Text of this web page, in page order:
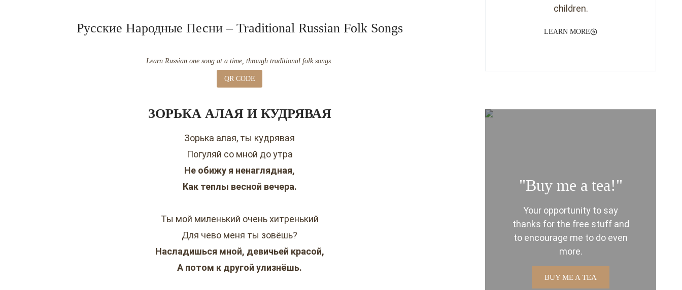
Русские Народные Песни – Traditional Russian Folk Songs
Learn Russian one song at a time, through traditional folk songs.
QR CODE
ЗОРЬКА АЛАЯ И КУДРЯВАЯ
Зорька алая, ты кудрявая
Погуляй со мной до утра
Не обижу я ненаглядная,
Как теплы весной вечера.
Ты мой миленький очень хитренький
Для чево меня ты зовёшь?
Насладишься мной, девичьей красой,
А потом к другой улизнёшь.
children.
LEARN MORE
"Buy me a tea!"
Your opportunity to say
thanks for the free stuff and
to encourage me to do even
more.
BUY ME A TEA